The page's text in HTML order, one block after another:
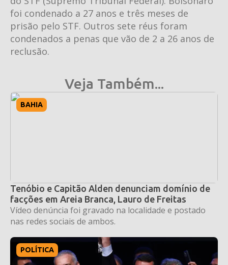
foi condenado a 27 anos e três meses de
prisão pelo STF. Outros sete réus foram
condenados a penas que vão de 2 a 26 anos de
reclusão.
Veja Também...
BAHIA
Tenóbio e Capitão Alden denunciam domínio de
facções em Areia Branca, Lauro de Freitas
Vídeo denúncia foi gravado na localidade e postado
nas redes sociais de ambos.
POLÍTICA